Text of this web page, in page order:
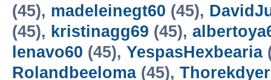
(45), madeleinegt60 (45),
(45), kristinagg69 (45),
lenavo60 (45), YespasHexbearia
Rolandbeeloma(45),